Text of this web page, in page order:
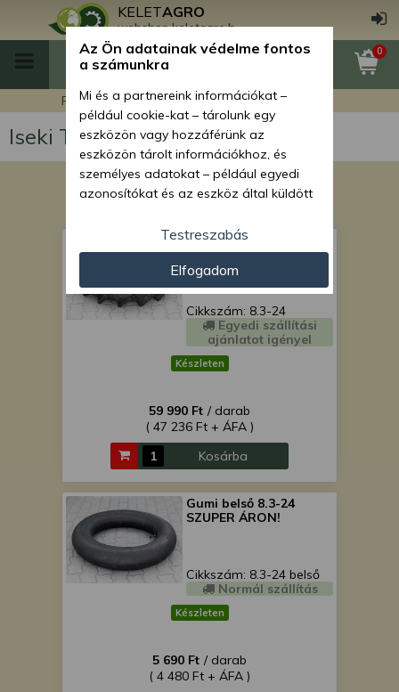
KELETAGRO
webshop.keletagro.hu
0
Főoldal Iseki TU185 japán kistraktor
Iseki TU185 japán kistraktor
Gumi 8.3-24
Cikkszám: 8.3-24
Egyedi szállítási
ajánlatot igényel
Készleten
59 990 Ft / darab
( 47 236 Ft + ÁFA )
Kosárba
Gumi belső 8.3-24
SZUPER ÁRON!
Cikkszám: 8.3-24 belső
Normál szállítás
Készleten
5 690 Ft / darab
( 4 480 Ft + ÁFA )
Az Ön adatainak védelme fontos
a számunkra
Mi és a partnereink információkat –
például cookie-kat – tárolunk egy
eszközön vagy hozzáférünk az
eszközön tárolt információkhoz, és
személyes adatokat – például egyedi
azonosítókat és az eszköz által küldött
személyre szabott hirdetések és
tartalom nyújtásához, hirdetés- és
tartalomméréshez, nézettségi adatok
gyűjtéséhez, valamint termékek
kifejlesztéséhez és a termékek
javításához. Az Ön engedélyével mi és a
partnereink eszközleolvasásos
módszerrel szerzett pontos geolokációs
is felhasználhatunk. A megfelelő helyre
kattintva hozzájárulhat ahhoz, hogy mi
és a partnereink a fent leírtak szerint
adatkezelést végezzünk. Másik
lehetőségként a hozzájárulás
megadása vagy elutasítása előtt
részletesebb információkhoz juthat, és
megváltoztathatja beállításait. Felhívjuk
figyelmét, hogy személyes adatainak
bizonyos kezeléséhez nem feltétlenül
szükséges az Ön hozzájárulása, de
jogában áll tiltakozni az ilyen jellegű
a weboldalra érvényesek. Erre a
webhelyre visszatérve vagy az
Testreszabás
Elfogadom